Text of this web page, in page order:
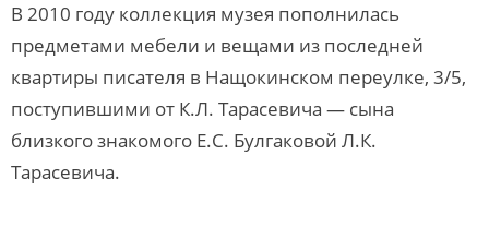
В 2010 году коллекция музея пополнилась
предметами мебели и вещами из последней
квартиры писателя в Нащокинском переулке, 3/5,
поступившими от К.Л. Тарасевича — сына
близкого знакомого Е.С. Булгаковой Л.К.
Тарасевича.